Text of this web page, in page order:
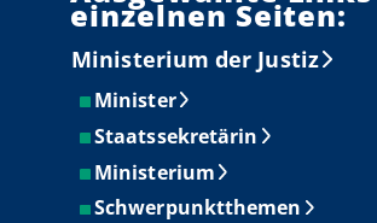
einzelnen Seiten:
Ministerium der Justiz
Minister
Staatssekretärin
Ministerium
Schwerpunktthemen